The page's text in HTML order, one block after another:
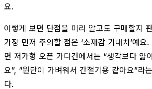
요.
이렇게 보면 단점을 미리 알고도 구매할지
가장 먼저 주의할 점은 ‘소재감 기대치’예요
면 저가형 오픈 가디건에서는 “생각보다 얇
요”, “원단이 가벼워서 간절기용 같아요”라
다.